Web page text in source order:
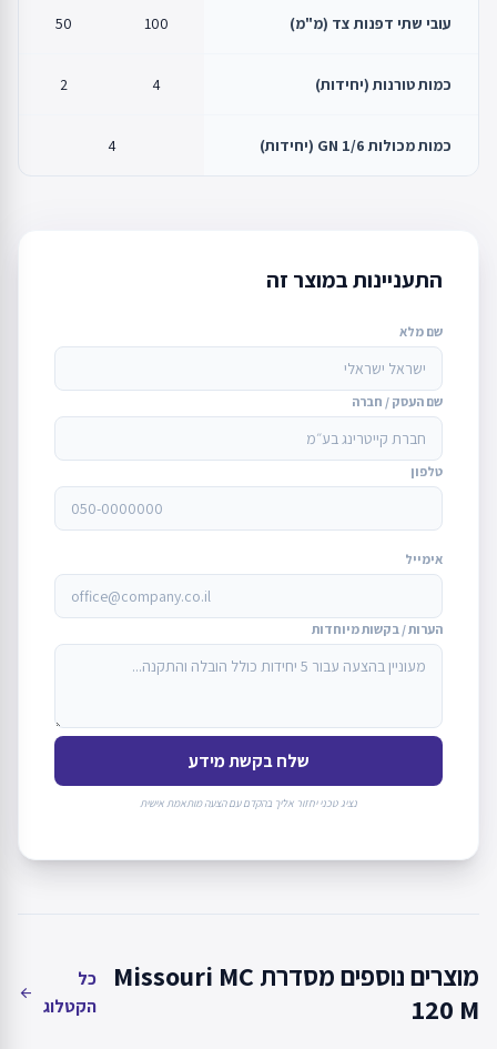
עובי שתי דפנות צד (מ"מ) 100
50
כמות טורנות (יחידות) 4
2
כמות מכולות GN 1/6 (יחידות) 4
התעניינות במוצר זה
שם מלא
שם העסק / חברה
טלפון
אימייל
הערות / בקשות מיוחדות
שלח בקשת מידע
נציג טכני יחזור אליך בהקדם עם הצעה מותאמת אישית
מוצרים נוספים מסדרת Missouri MC
120 M
כל
הקטלוג
arrow_back